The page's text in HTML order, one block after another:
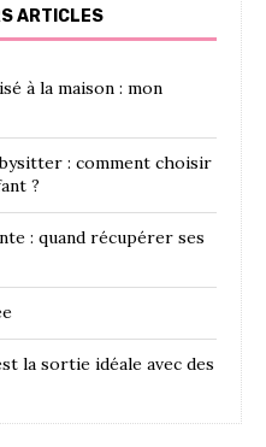
ARTICLES
à la maison : mon
: comment choisir
?
: quand récupérer ses
la sortie idéale avec des